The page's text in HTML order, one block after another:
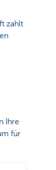
zahlt
Ihre
für